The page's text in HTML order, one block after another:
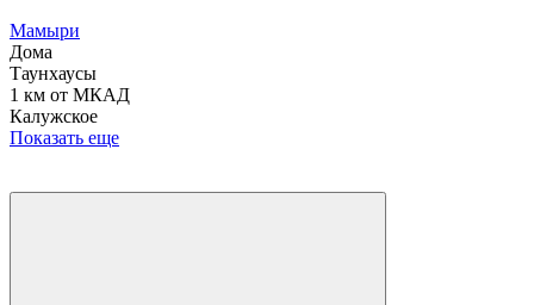
Мамыри
Дома
Таунхаусы
1 км от МКАД
Калужское
Показать еще